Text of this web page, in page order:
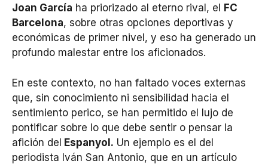
Joan García ha priorizado al eterno rival, el
FC
Barcelona, sobre otras opciones deportivas y
económicas de primer nivel, y eso ha generado un
profundo malestar entre los aficionados.
En este contexto, no han faltado voces externas
que, sin conocimiento ni sensibilidad hacia el
sentimiento perico, se han permitido el lujo de
pontificar sobre lo que debe sentir o pensar la
afición del Espanyol. Un ejemplo es el del
periodista Iván San Antonio, que en un artículo